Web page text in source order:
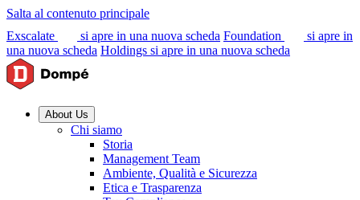
Salta al contenuto principale
Exscalate
si apre in una nuova scheda Foundation
si apre in
una nuova scheda Holdings si apre in una nuova scheda
About Us
Chi siamo
Storia
Management Team
Ambiente, Qualità e Sicurezza
Etica e Trasparenza